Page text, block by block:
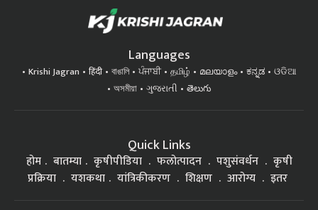
Languages
Krishi Jagran हिंदी বাঙালি ਪੰਜਾਬੀ தமிழ் മലയാളം ಕನ್ನಡ
ଓଡିଆ
অসমীয়া
ગુજરાતી తెలుగు
Quick Links
होम बातम्या कृषीपीडिया फलोत्पादन पशुसंवर्धन
कृषी
प्रक्रिया
यशकथा यांत्रिकीकरण शिक्षण आरोग्य इतर